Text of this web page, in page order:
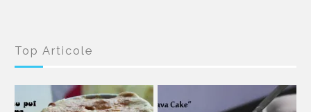
Top Articole